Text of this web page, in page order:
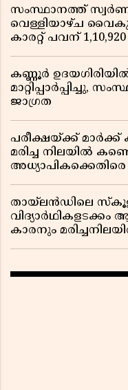
സംസ്ഥാനത്ത്
വെള്ളിയാഴ്ച
കാരറ്റ് പവന്
കണ്ണൂർ
മാറ്റിപ്പാർപ്പിച്ചു,
ജാഗ്രത
പരീക്ഷയ്ക്ക് മാർക്ക്
മരിച്ച നിലയിൽ
അധ്യാപികക്കെതിരെ
തായ്‌ലൻഡിലെ
കാരനും